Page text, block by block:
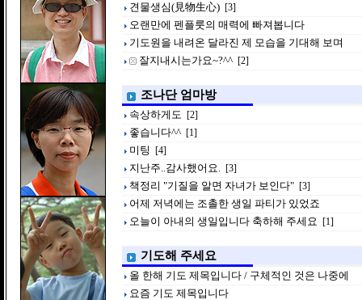
견물생심(見物生心) [3]
오랜만에 펜플룻의 매력에 빠져봅니다
기도원을 내려온 달라진 제 모습을 기대해 보며
잘지내시는가요~?^^ [2]
조나단 엄마방
속상하게도 [2]
좋습니다^^ [1]
미팅 [4]
지난주..감사했어요. [3]
책정리 "기질을 알면 자녀가 보인다" [3]
어제 저녁에는 조촐한 생일 파티가 있었죠
오늘이 아내의 생일입니다 축하해 주세요 [1]
기도해 주세요
올 한해 기도 제목입니다 / 구체적인 것은 나중에
요즘 기도 제목입니다